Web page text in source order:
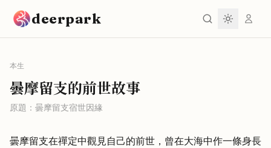
deerpark
本生
曇摩留支的前世故事
原題： 曇摩留支宿世因緣
曇摩留支在禪定中觀見自己的前世，曾在大海中作一條身長